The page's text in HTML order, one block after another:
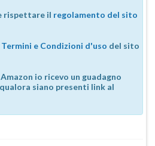
rispettare il regolamento del sito
Termini e Condizioni d'uso del sito
io ricevo un guadagno
siano presenti link al